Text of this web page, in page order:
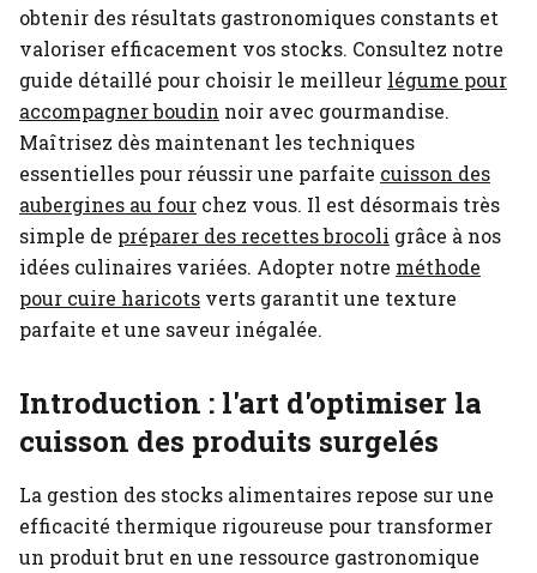
obtenir des résultats gastronomiques constants et
valoriser efficacement vos stocks. Consultez notre
guide détaillé pour choisir le meilleur légume pour
accompagner boudin noir avec gourmandise.
Maîtrisez dès maintenant les techniques
essentielles pour réussir une parfaite cuisson des
aubergines au four chez vous. Il est désormais très
simple de préparer des recettes brocoli grâce à nos
idées culinaires variées. Adopter notre méthode
pour cuire haricots verts garantit une texture
parfaite et une saveur inégalée.
Introduction : l'art d'optimiser la
cuisson des produits surgelés
La gestion des stocks alimentaires repose sur une
efficacité thermique rigoureuse pour transformer
un produit brut en une ressource gastronomique